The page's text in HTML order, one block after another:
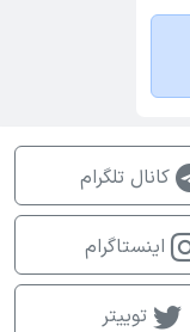
کانال تلگرام
اینستاگرام
توییتر